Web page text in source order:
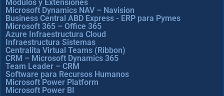
Módulos y Extensiones
Microsoft Dynamics NAV – Navision
Business Central ABD Express - ERP para Pymes
Microsoft 365 – Office 365
Azure Infraestructura Cloud
Infraestructura Sistemas
Centralita Virtual Teams (Ribbon)
CRM – Microsoft Dynamics 365
Team Leader – CRM
Software para Recursos Humanos
Microsoft Power Platform
Microsoft Power BI